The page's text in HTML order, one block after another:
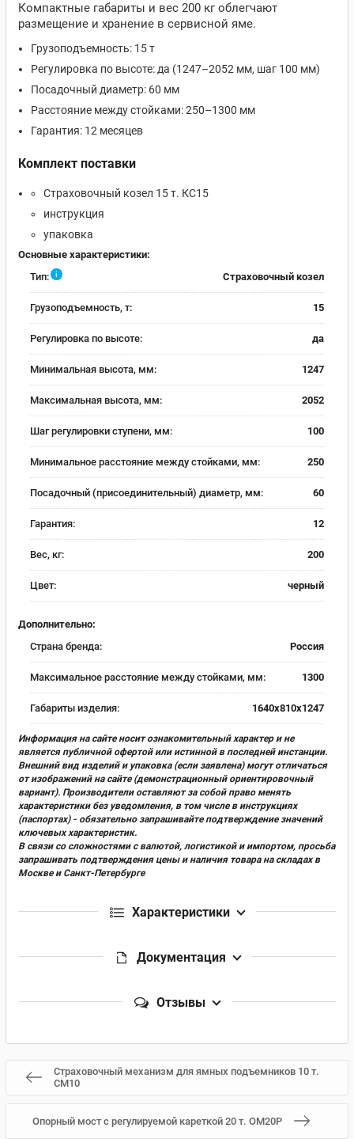
Компактные габариты и вес 200 кг облегчают
размещение и хранение в сервисной яме.
Грузоподъемность: 15 т
Регулировка по высоте: да (1247–2052 мм, шаг 100 мм)
Посадочный диаметр: 60 мм
Расстояние между стойками: 250–1300 мм
Гарантия: 12 месяцев
Комплект поставки
Страховочный козел 15 т. КС15
инструкция
упаковка
Основные характеристики:
Тип:
i Страховочный козел
Грузоподъемность, т: 15
Регулировка по высоте: да
Минимальная высота, мм: 1247
Максимальная высота, мм: 2052
Шаг регулировки ступени, мм: 100
Минимальное расстояние между стойками, мм: 250
Посадочный (присоединительный) диаметр, мм: 60
Гарантия: 12
Вес, кг: 200
Цвет: черный
Дополнительно:
Страна бренда:
Россия
Максимальное расстояние между стойками, мм: 1300
Габариты изделия: 1640х810х1247
Информация на сайте носит ознакомительный характер и не
является публичной офертой или истинной в последней инстанции.
Внешний вид изделий и упаковка (если заявлена) могут отличаться
от изображений на сайте (демонстрационный ориентировочный
вариант). Производители оставляют за собой право менять
характеристики без уведомления, в том числе в инструкциях
(паспортах) - обязательно запрашивайте подтверждение значений
ключевых характеристик.
В связи со сложностями с валютой, логистикой и импортом, просьба
запрашивать подтверждения цены и наличия товара на складах в
Москве и Санкт-Петербурге
Характеристики
Документация
Отзывы
Страховочный механизм для ямных подъемников 10 т.
СМ10
Опорный мост с регулируемой кареткой 20 т. ОМ20Р